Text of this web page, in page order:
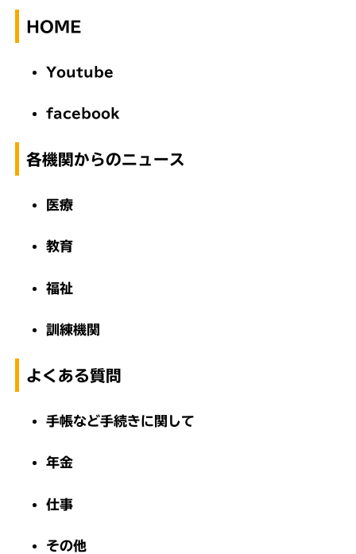
HOME
Youtube
facebook
各機関からのニュース
医療
教育
福祉
訓練機関
よくある質問
手帳など手続きに関して
年金
仕事
その他